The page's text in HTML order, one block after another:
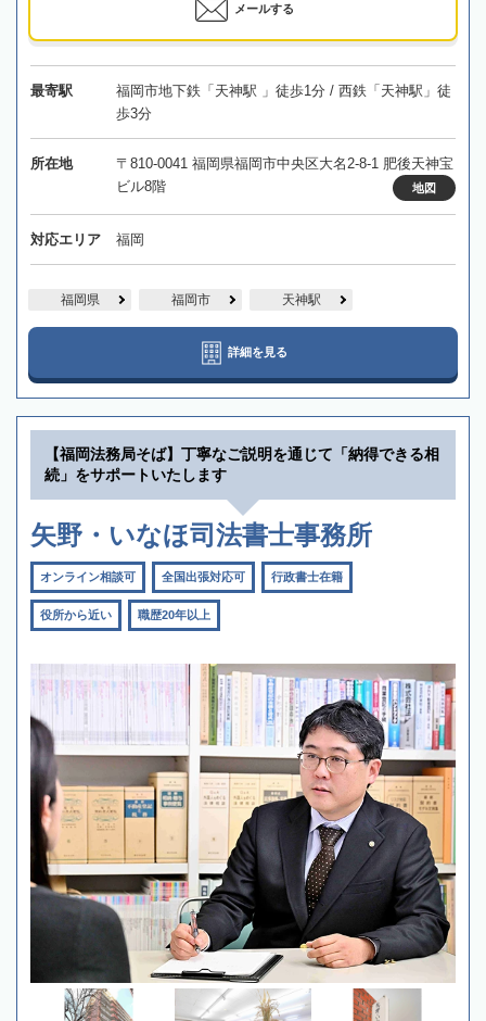
メールする
最寄駅
福岡市地下鉄「天神駅 」徒歩1分 / 西鉄「天神駅」徒
歩3分
所在地
〒810-0041 福岡県福岡市中央区大名2-8-1 肥後天神宝
ビル8階
地図
対応エリア 福岡
福岡県 福岡市 天神駅
詳細を見る
【福岡法務局そば】丁寧なご説明を通じて「納得できる相
続」をサポートいたします
矢野・いなほ司法書士事務所
オンライン相談可 全国出張対応可 行政書士在籍
役所から近い 職歴20年以上